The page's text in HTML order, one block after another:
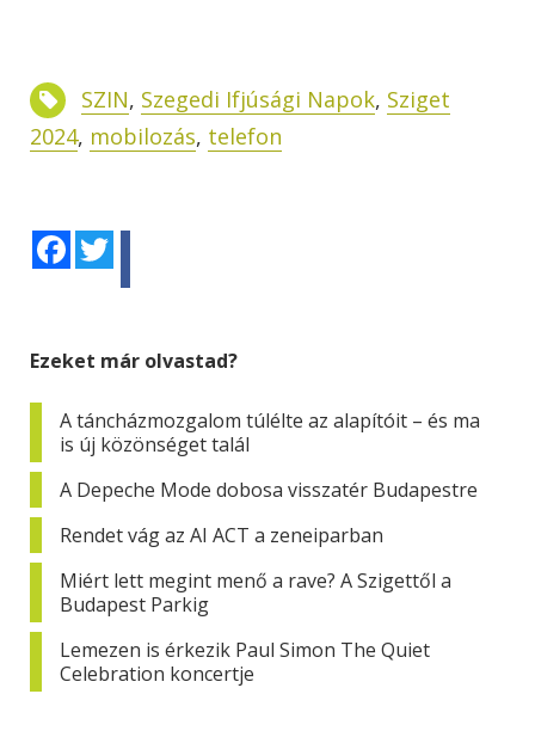
SZIN, Szegedi Ifjúsági Napok, Sziget
2024, mobilozás, telefon
Facebook
Ezeket már olvastad?
A táncházmozgalom túlélte az alapítóit – és ma
is új közönséget talál
A Depeche Mode dobosa visszatér Budapestre
Rendet vág az AI ACT a zeneiparban
Miért lett megint menő a rave? A Szigettől a
Budapest Parkig
Lemezen is érkezik Paul Simon The Quiet
Celebration koncertje